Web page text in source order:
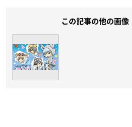
この記事の他の画像